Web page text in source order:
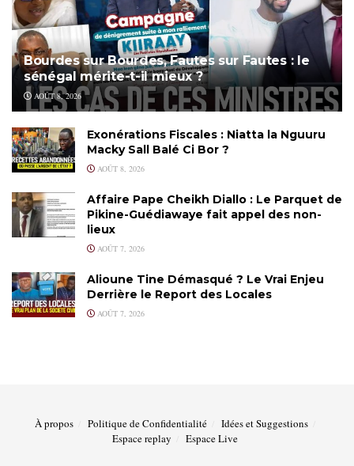
Bourdes sur Bourdes, Fautes sur Fautes : le
sénégal mérite-t-il mieux ?
AOÛT 8, 2026
Exonérations Fiscales : Niatta la Nguuru
Macky Sall Balé Ci Bor ?
AOÛT 8, 2026
Affaire Pape Cheikh Diallo : Le Parquet de
Pikine-Guédiawaye fait appel des non-
lieux
AOÛT 7, 2026
Alioune Tine Démasqué ? Le Vrai Enjeu
Derrière le Report des Locales
AOÛT 7, 2026
À propos Politique de Confidentialité
Idées et Suggestions
Espace replay
Espace Live